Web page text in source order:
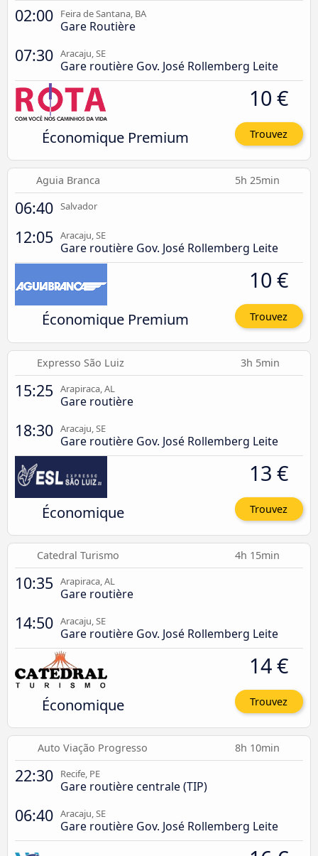
02:00 Feira de Santana, BA
Gare Routière
07:30 Aracaju, SE
Gare routière Gov. José Rollemberg Leite
Économique Premium
10 €
Trouvez
Aguia Branca 5h 25min
06:40 Salvador
12:05 Aracaju, SE
Gare routière Gov. José Rollemberg Leite
Économique Premium
10 €
Trouvez
Expresso São Luiz 3h 5min
15:25 Arapiraca, AL
Gare routière
18:30 Aracaju, SE
Gare routière Gov. José Rollemberg Leite
Économique
13 €
Trouvez
Catedral Turismo 4h 15min
10:35 Arapiraca, AL
Gare routière
14:50 Aracaju, SE
Gare routière Gov. José Rollemberg Leite
Économique
14 €
Trouvez
Auto Viação Progresso 8h 10min
22:30 Recife, PE
Gare routière centrale (TIP)
06:40 Aracaju, SE
Gare routière Gov. José Rollemberg Leite